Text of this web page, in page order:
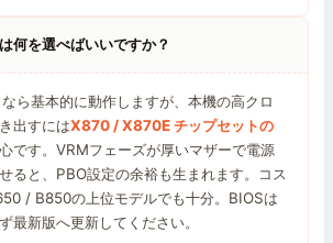
何を選べばいいですか？
ら基本的に動作しますが、本機の高クロ
出すにはX870 / X870E チップセットの
です。VRMフェーズが厚いマザーで電源
ると、PBO設定の余裕も生まれます。コス
/ B850の上位モデルでも十分。BIOSは
最新版へ更新してください。